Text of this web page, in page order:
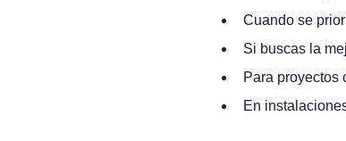
Cuando se
Si buscas la
Para proyectos
En